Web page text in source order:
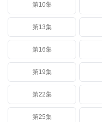
第10集
第13集
第16集
第19集
第22集
第25集